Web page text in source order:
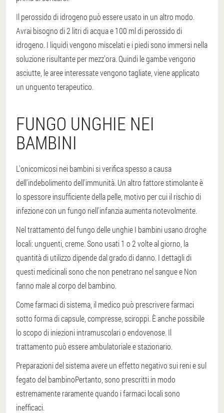
Il perossido di idrogeno può essere usato in un altro modo.
Avrai bisogno di 2 litri di acqua e 100 ml di perossido di
idrogeno. I liquidi vengono miscelati e i piedi sono immersi nella
soluzione risultante per mezz'ora. Quindi le gambe vengono
asciutte, le aree interessate vengono tagliate, viene applicato
un unguento terapeutico.
FUNGO UNGHIE NEI
BAMBINI
L'onicomicosi nei bambini si verifica spesso a causa
dell'indebolimento dell'immunità. Un altro fattore stimolante è
lo spessore insufficiente della pelle, motivo per cui il rischio di
infezione con un fungo nell'infanzia aumenta notevolmente.
Nel trattamento del fungo delle unghieI bambini usano droghe
locali: unguenti, creme. Sono usati 1 o 2 volte al giorno, la
quantità di utilizzo dipende dal grado di danno. I dettagli di
questi medicinali sono che non penetrano nel sangue eNon
fanno male al corpo del bambino.
Come farmaci di sistema, il medico può prescrivere farmaci
sotto forma di capsule, compresse, sciroppi. È anche possibile
lo scopo di iniezioni intramuscolari o endovenose. Il
trattamento può essere ambulatoriale e stazionario.
Preparazioni del sistemaavere un effetto negativo sui reni e sul
fegato del bambinoPertanto, sono prescritti in modo
estremamente raramente quando i farmaci locali sono
inefficaci.